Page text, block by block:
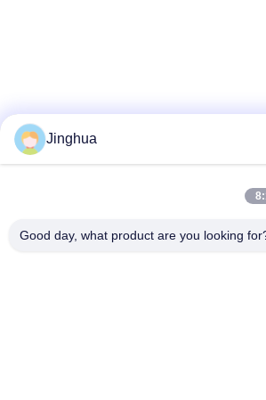
Jinghua
Good day, what product are you looking